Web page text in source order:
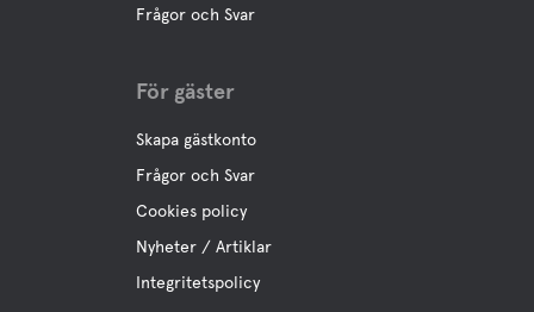
Frågor och Svar
För gäster
Skapa gästkonto
Frågor och Svar
Cookies policy
Nyheter / Artiklar
Integritetspolicy